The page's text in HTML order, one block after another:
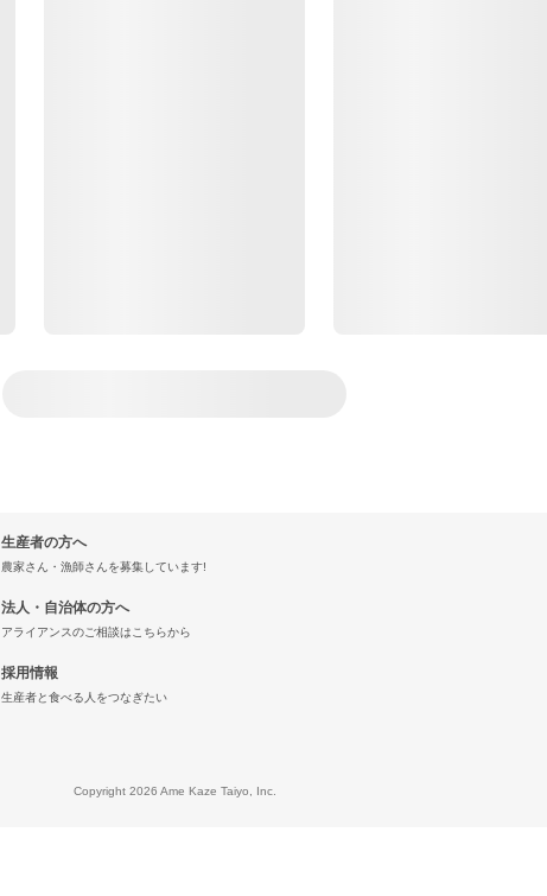
生産者の方へ
農家さん・漁師さんを募集しています!
法人・自治体の方へ
アライアンスのご相談はこちらから
採用情報
生産者と食べる人をつなぎたい
Copyright 2026 Ame Kaze Taiyo, Inc.